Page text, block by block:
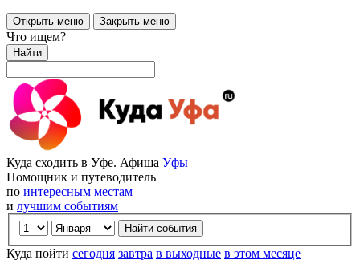
Открыть меню Закрыть меню
Что ищем?
Найти
Куда сходить в Уфе. Афиша Уфы
Помощник и путеводитель
по интересным местам
и лучшим событиям
Куда пойти сегодня завтра в выходные в этом месяце